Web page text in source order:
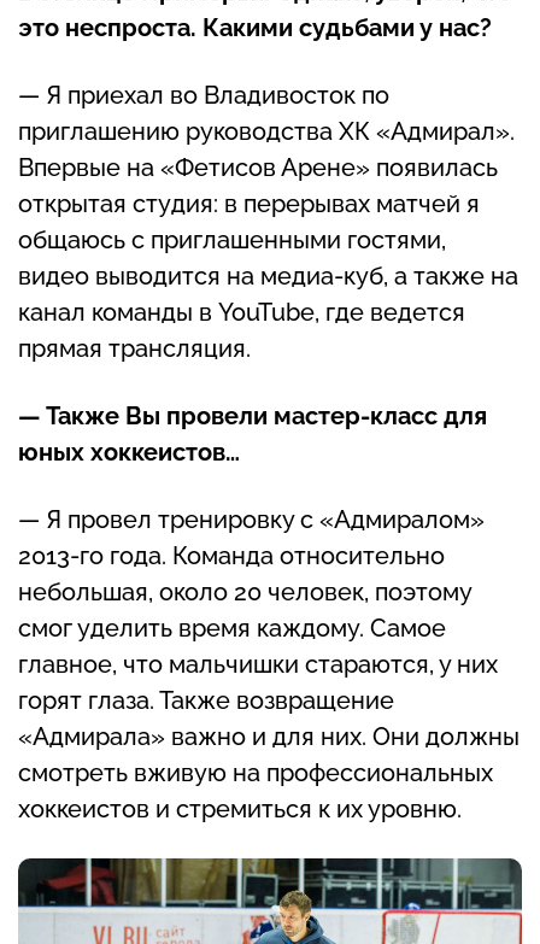
это неспроста. Какими судьбами у нас?
— Я приехал во Владивосток по
приглашению руководства ХК «Адмирал».
Впервые на «Фетисов Арене» появилась
открытая студия: в перерывах матчей я
общаюсь с приглашенными гостями,
видео выводится на медиа-куб, а также на
канал команды в YouTube, где ведется
прямая трансляция.
— Также Вы провели мастер-класс для
юных хоккеистов…
— Я провел тренировку с «Адмиралом»
2013-го года. Команда относительно
небольшая, около 20 человек, поэтому
смог уделить время каждому. Самое
главное, что мальчишки стараются, у них
горят глаза. Также возвращение
«Адмирала» важно и для них. Они должны
смотреть вживую на профессиональных
хоккеистов и стремиться к их уровню.